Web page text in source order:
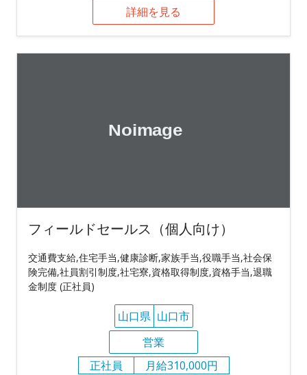
詳細を見る
フィールドセールス（個人向け）
交通費支給,住宅手当,健康診断,家族手当,役職手当,社会保
険完備,社員割引制度,社宅寮,資格取得制度,資格手当,退職
金制度 (正社員)
山口県 山口市
営業
正社員
月給310,000円